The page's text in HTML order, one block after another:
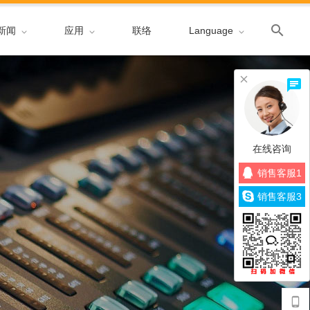
闻 应用 联络 Language
在线咨询
销售客服1
销售客服3